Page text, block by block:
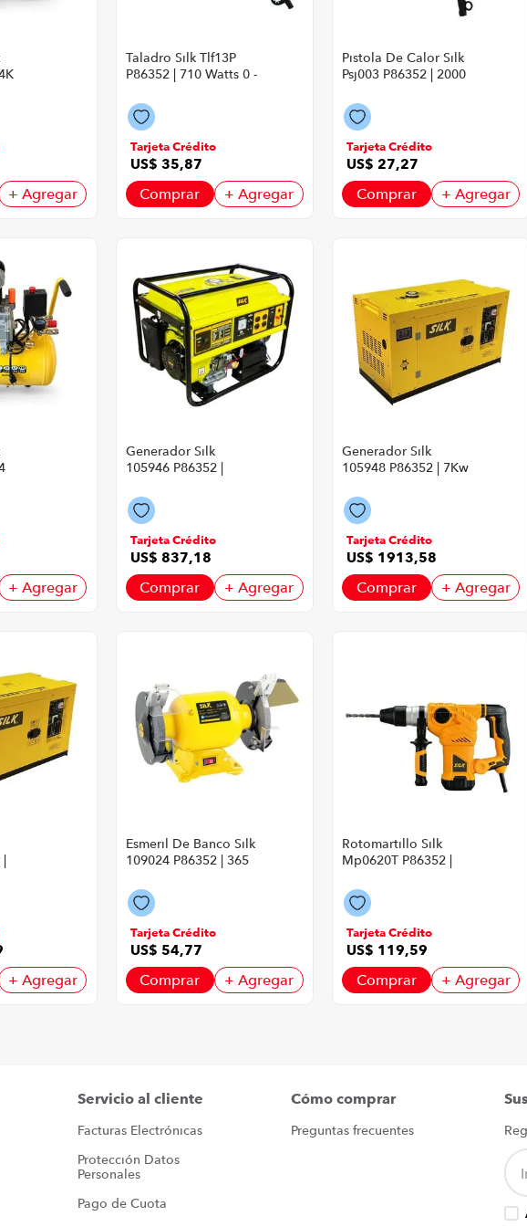
+ Agregar
Taladro Silk Tlf13P
P86352 | 710 Watts 0 -
Amarillo Con Negro
Tarjeta Crédito
US$ 35,87
Comprar + Agregar
Pistola De Calor Silk
Psj003 P86352 | 2000
Con Negro
Tarjeta Crédito
US$ 27,27
Comprar + Agregar
+ Agregar
Generador Silk
105946 P86352 |
Color Amarillo Con
Negro
Tarjeta Crédito
US$ 837,18
Comprar + Agregar
Generador Silk
105948 P86352 | 7Kw
Negro
Tarjeta Crédito
US$ 1913,58
Comprar + Agregar
|
+ Agregar
Esmeril De Banco Silk
109024 P86352 | 365
Color Amarillo Con
Negro
Tarjeta Crédito
US$ 54,77
Comprar + Agregar
Rotomartillo Silk
Mp0620T P86352 |
Color Amarillo Con
Negro
Tarjeta Crédito
US$ 119,59
Comprar + Agregar
Servicio al cliente
Facturas Electrónicas
Protección Datos
Personales
Pago de Cuota
Cómo comprar
Preguntas frecuentes